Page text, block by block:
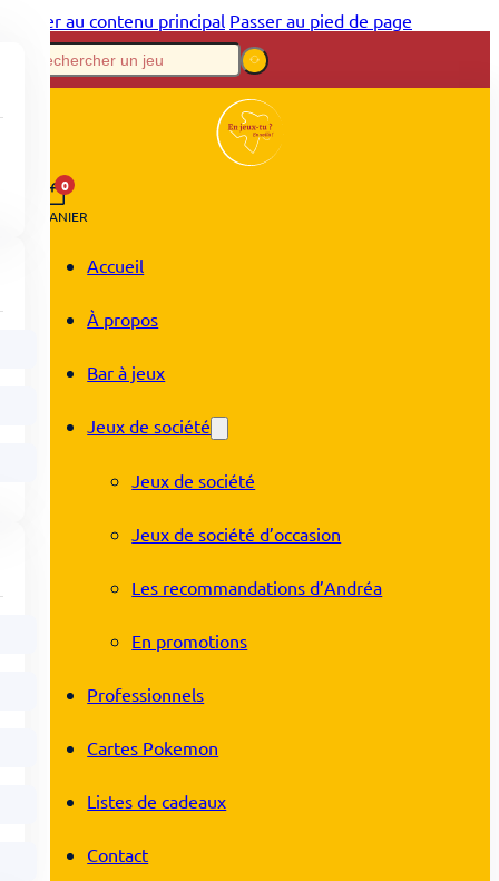
Passer au contenu principal Passer au pied de page
0
PANIER
Accueil
À propos
Bar à jeux
Jeux de société
Jeux de société
Jeux de société d’occasion
Les recommandations d’Andréa
En promotions
Professionnels
Cartes Pokemon
Listes de cadeaux
Contact